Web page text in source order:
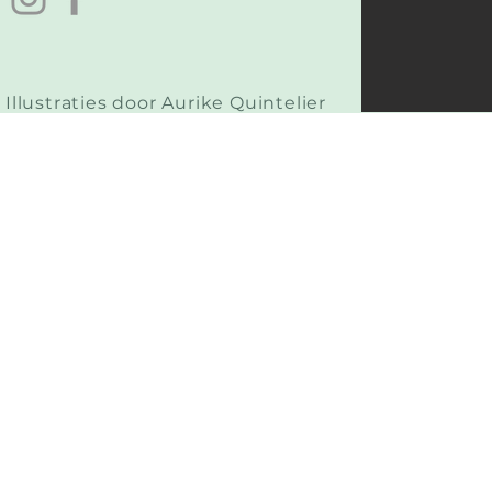
Illustraties door Aurike Quintelier